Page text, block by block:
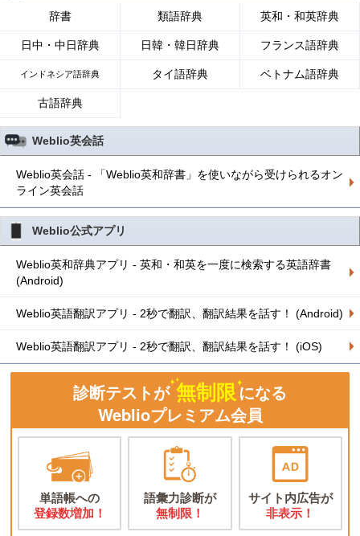
辞書 類語辞典 英和・和英辞典
日中・中日辞典 日韓・韓日辞典 フランス語辞典
インドネシア語辞典 タイ語辞典 ベトナム語辞典
古語辞典
Weblio英会話
Weblio英会話 - 「Weblio英和辞書」を使いながら受けられるオン
ライン英会話
Weblio公式アプリ
Weblio英和辞典アプリ - 英和・和英を一度に検索する英語辞書
(Android)
Weblio英語翻訳アプリ - 2秒で翻訳、翻訳結果を話す！ (Android)
Weblio英語翻訳アプリ - 2秒で翻訳、翻訳結果を話す！ (iOS)
診断テストが 無制限になる
Weblioプレミアム会員
単語帳への
登録数増加！
語彙力診断が
無制限！
サイト内広告が
非表示！